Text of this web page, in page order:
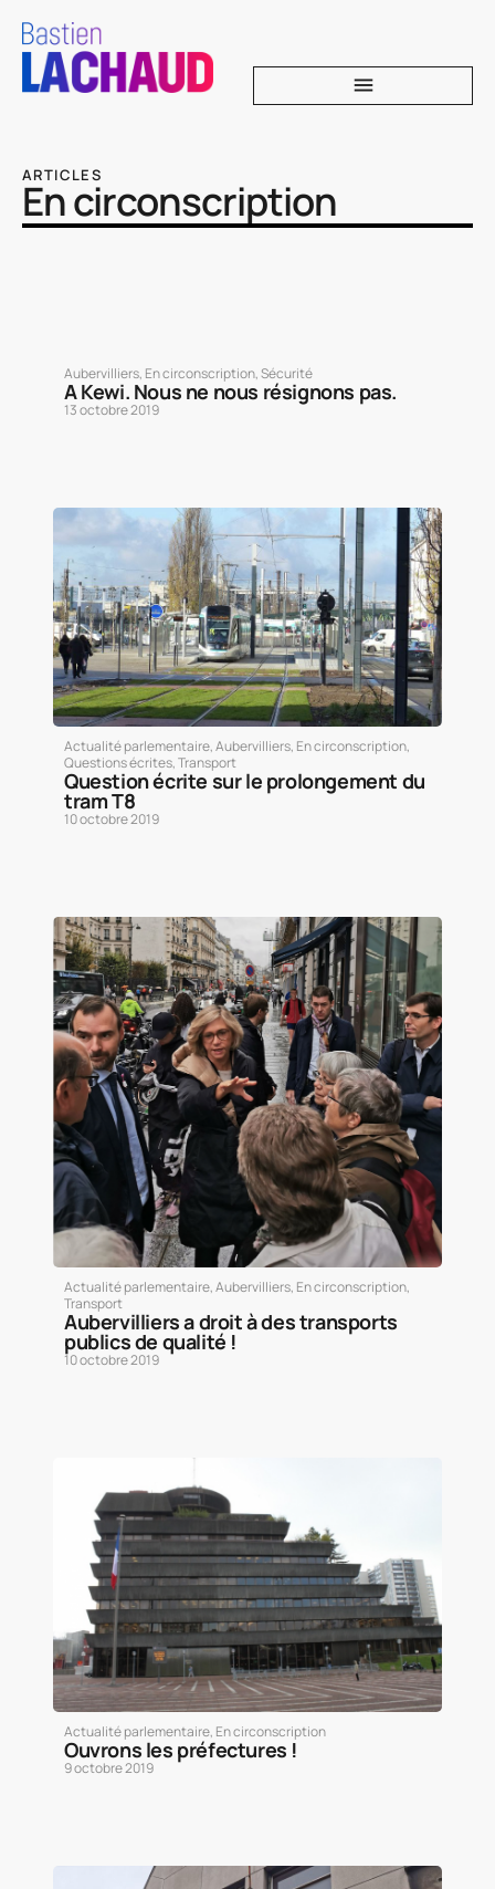
ARTICLES
En circonscription
Aubervilliers, En circonscription,Sécurité
A Kewi. Nous ne nous résignons pas.
13 octobre 2019
Actualité parlementaire,Aubervilliers, En circonscription,
Questions écrites,Transport
Question écrite sur le prolongement du
tram T8
10 octobre 2019
Actualité parlementaire,Aubervilliers, En circonscription,
Transport
Aubervilliers a droit à des transports
publics de qualité !
10 octobre 2019
Actualité parlementaire, En circonscription
Ouvrons les préfectures !
9 octobre 2019